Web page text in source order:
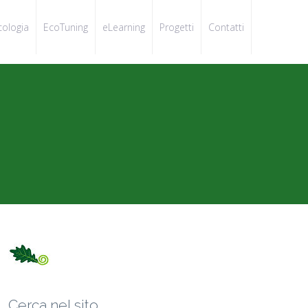
EcoTuning eLearning Progetti Contatti